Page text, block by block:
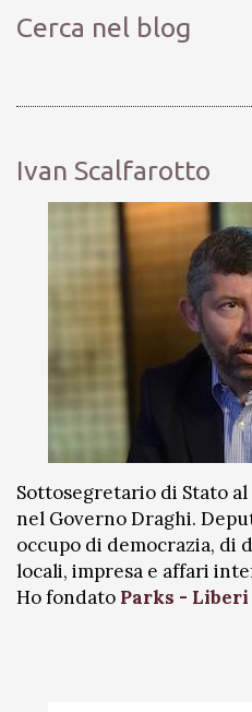
Cerca nel blog
Ivan Scalfarotto
Sottosegretario di Stato
nel Governo Draghi.
occupo di democrazia,
locali, impresa e affari
Ho fondato Parks - Liberi